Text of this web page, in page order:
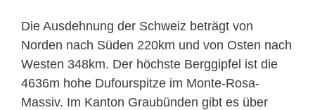
Die Ausdehnung der Schweiz beträgt von
Norden nach Süden 220km und von Osten nach
Westen 348km. Der höchste Berggipfel ist die
4636m hohe Dufourspitze im Monte-Rosa-
Massiv. Im Kanton Graubünden gibt es über